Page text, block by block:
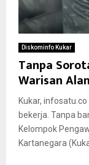
Diskominfo Kukar
Tanpa
Warisan
Kukar,
bekerja. Tanpa
Kelompok
Kartanegara